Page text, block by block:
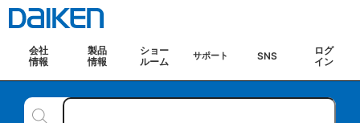
会社
情報
製品
情報
ショー
ルーム
サポート SNS
ログ
イン